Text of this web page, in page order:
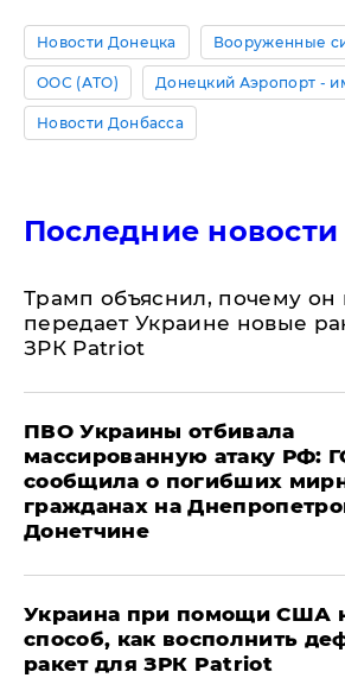
Новости Донецка Вооруженные
ООС (АТО) Донецкий Аэропорт -
Новости Донбасса
Последние новости
Трамп объяснил, почему он
передает Украине новые
ЗРК Patriot
ПВО Украины отбивала
массированную атаку РФ:
сообщила о погибших
гражданах на
Донетчине
Украина при помощи США
способ, как восполнить
ракет для ЗРК Patriot